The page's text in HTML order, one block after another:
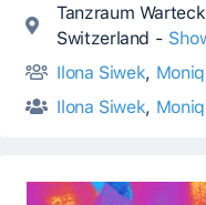
Tanzraum
Switzerland -
Ilona Siwek,
Ilona Siwek,